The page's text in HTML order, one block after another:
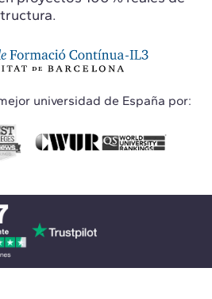
universidad de España por: